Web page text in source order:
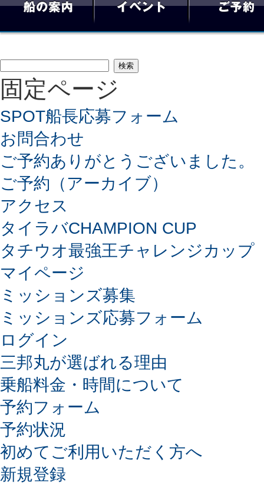
検
索:
固定ページ
SPOT船長応募フォーム
お問合わせ
ご予約ありがとうございました。
ご予約（アーカイブ）
アクセス
タイラバCHAMPION CUP
タチウオ最強王チャレンジカップ
マイページ
ミッションズ募集
ミッションズ応募フォーム
ログイン
三邦丸が選ばれる理由
乗船料金・時間について
予約フォーム
予約状況
初めてご利用いただく方へ
新規登録